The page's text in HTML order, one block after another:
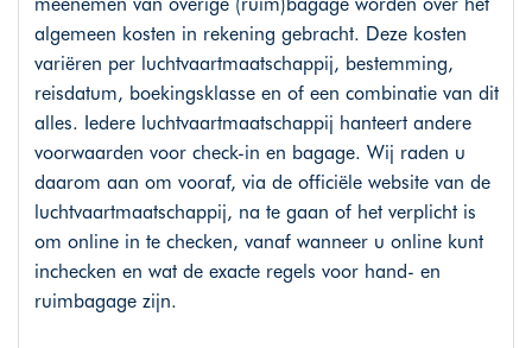
algemeen kosten in rekening gebracht. Deze kosten
variëren per luchtvaartmaatschappij, bestemming,
reisdatum, boekingsklasse en of een combinatie van dit
alles. Iedere luchtvaartmaatschappij hanteert andere
voorwaarden voor check-in en bagage. Wij raden u
daarom aan om vooraf, via de officiële website van de
luchtvaartmaatschappij, na te gaan of het verplicht is
om online in te checken, vanaf wanneer u online kunt
inchecken en wat de exacte regels voor hand- en
ruimbagage zijn.